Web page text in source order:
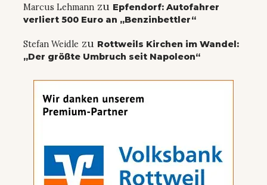
Marcus Lehmann zu Epfendorf: Autofahrer
verliert 500 Euro an „Benzinbettler“
Stefan Weidle zu Rottweils Kirchen im Wandel:
„Der größte Umbruch seit Napoleon“